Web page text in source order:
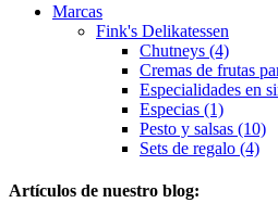
Marcas
Fink's Delikatessen
Chutneys (4)
Cremas de frutas
Especialidades en
Especias (1)
Pesto y salsas (10)
Sets de regalo (4)
Artículos de nuestro blog: